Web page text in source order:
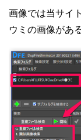
画像では当サイ
ウミの画像があ